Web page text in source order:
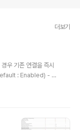
더보기
우 기존 연결을 즉시
: Enabled) - Vi
삭제) ㆍConnectio
태) ㆍ진행 중인 요